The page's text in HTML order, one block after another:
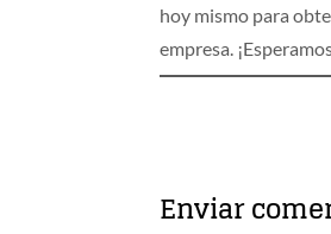
hoy mismo para
empresa.
Enviar